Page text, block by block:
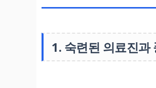
1. 숙련된 의료진과